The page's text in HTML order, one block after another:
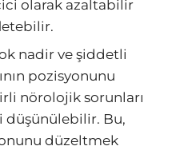
olarak azaltabilir
nadir ve şiddetli
pozisyonunu
nörolojik sorunları
düşünülebilir. Bu,
düzeltmek